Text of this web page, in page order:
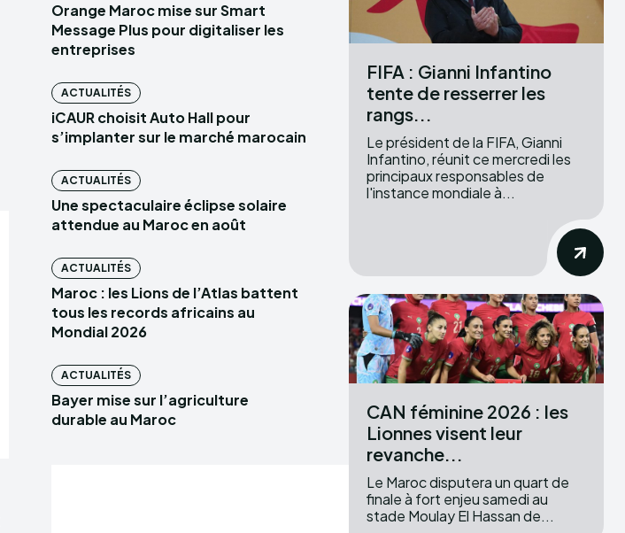
Orange Maroc mise sur Smart
Message Plus pour digitaliser les
entreprises
ACTUALITÉS
iCAUR choisit Auto Hall pour
s’implanter sur le marché marocain
ACTUALITÉS
Une spectaculaire éclipse solaire
attendue au Maroc en août
ACTUALITÉS
Maroc : les Lions de l’Atlas battent
tous les records africains au
Mondial 2026
ACTUALITÉS
Bayer mise sur l’agriculture
durable au Maroc
FIFA : Gianni Infantino
tente de resserrer les
rangs...
Le président de la FIFA, Gianni
Infantino, réunit ce mercredi les
principaux responsables de
l'instance mondiale à...
CAN féminine 2026 : les
Lionnes visent leur
revanche...
Le Maroc disputera un quart de
finale à fort enjeu samedi au
stade Moulay El Hassan de...